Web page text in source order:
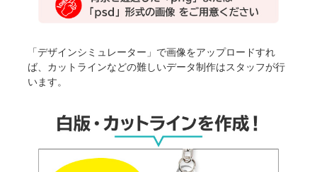
「デザインシミュレーター」で画像をアップロードすれ
ば、カットラインなどの難しいデータ制作はスタッフが行
います。